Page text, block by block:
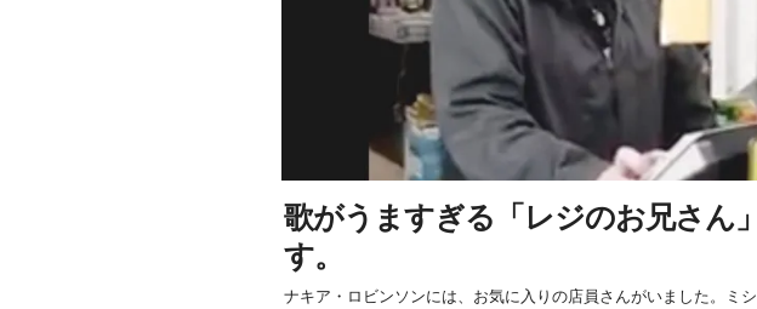
歌がうますぎる「レジのお兄さん
す。
ナキア・ロビンソンには、お気に入りの店員さんがいました。ミ